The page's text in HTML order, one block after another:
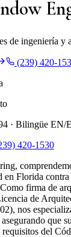
de ingeniería y
(239) 420-
· Bilingüe EN/
420-1530
en Florida
firma de
de
nos
que
requisitos del